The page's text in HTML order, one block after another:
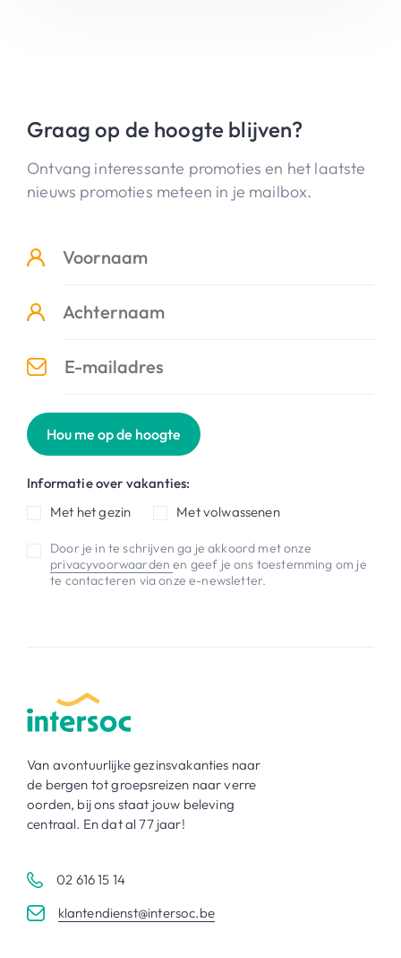
Graag op de hoogte blijven?
Ontvang interessante promoties en het laatste
nieuws promoties meteen in je mailbox.
Hou me op de hoogte
Informatie over vakanties:
Met het gezin
Met volwassenen
Door je in te schrijven ga je akkoord met onze
privacyvoorwaardenen geef je ons toestemming om je
te contacteren via onze e-newsletter.
Van avontuurlijke gezinsvakanties naar
de bergen tot groepsreizen naar verre
oorden, bij ons staat jouw beleving
centraal. En dat al 77 jaar!
02 616 15 14
klantendienst@intersoc.be